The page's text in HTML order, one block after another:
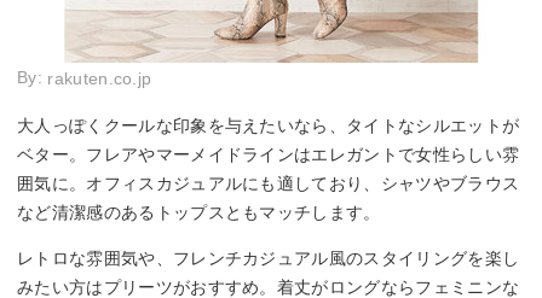
By: rakuten.co.jp
大人っぽくクールな印象を与えたいなら、タイトなシルエットが
ベター。フレアやマーメイドラインはエレガントで女性らしい雰
囲気に。オフィスカジュアルにも適しており、シャツやブラウス
など清潔感のあるトップスともマッチします。
レトロな雰囲気や、フレンチカジュアル風のスタイリングを楽し
みたい方はプリーツがおすすめ。着丈がロングならフェミニンな